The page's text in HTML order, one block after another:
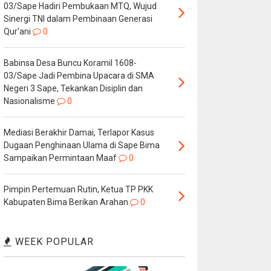
03/Sape Hadiri Pembukaan MTQ, Wujud
Sinergi TNI dalam Pembinaan Generasi
Qur'ani
0
Babinsa Desa Buncu Koramil 1608-
03/Sape Jadi Pembina Upacara di SMA
Negeri 3 Sape, Tekankan Disiplin dan
Nasionalisme
0
Mediasi Berakhir Damai, Terlapor Kasus
Dugaan Penghinaan Ulama di Sape Bima
Sampaikan Permintaan Maaf
0
Pimpin Pertemuan Rutin, Ketua TP PKK
Kabupaten Bima Berikan Arahan
0
WEEK POPULAR